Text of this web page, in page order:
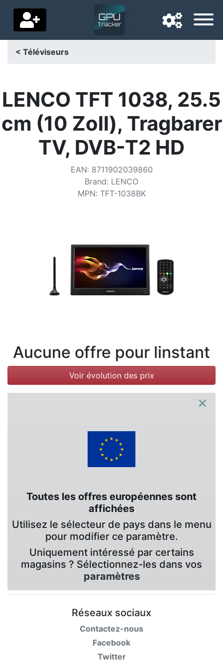
Pays de livraison
Accueil
Baisses de prix
Paramètres
< Téléviseurs
LENCO TFT 1038, 25.5
cm (10 Zoll), Tragbarer
TV, DVB-T2 HD
EAN: 8711902039860
Brand: LENCO
MPN: TFT-1038BK
Aucune offre pour linstant
Voir évolution des prix
×
Toutes les offres européennes sont
affichées
Utilisez le sélecteur de pays dans le menu
pour modifier ce paramètre.
Uniquement intéressé par certains
magasins ? Sélectionnez-les dans vos
paramètres
Réseaux sociaux
Contactez-nous
Facebook
Twitter